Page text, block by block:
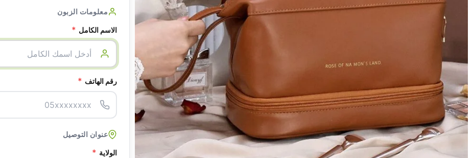
معلومات الزبون
الاسم الكامل *
رقم الهاتف *
عنوان التوصيل
الولاية *